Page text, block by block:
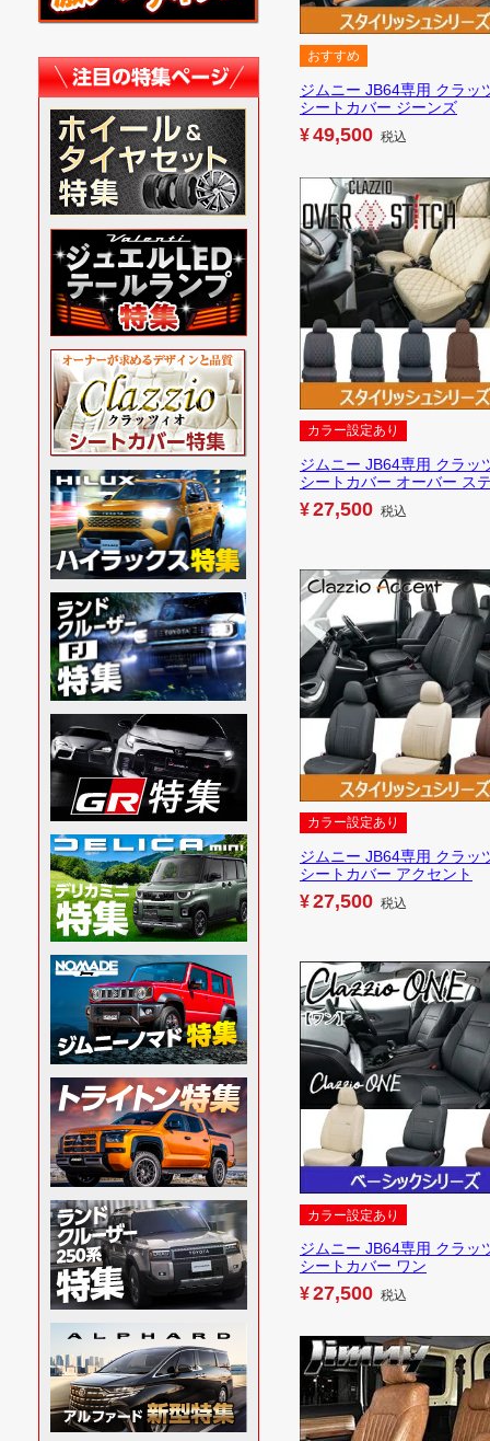
おすすめ
ジムニー JB64専用 クラッ
シートカバー ジーンズ
¥49,500 税込
カラー設定あり
ジムニー JB64専用 クラッ
シートカバー オーバー ス
¥27,500 税込
カラー設定あり
ジムニー JB64専用 クラッ
シートカバー アクセント
¥27,500 税込
カラー設定あり
ジムニー JB64専用 クラッ
シートカバー ワン
¥27,500 税込